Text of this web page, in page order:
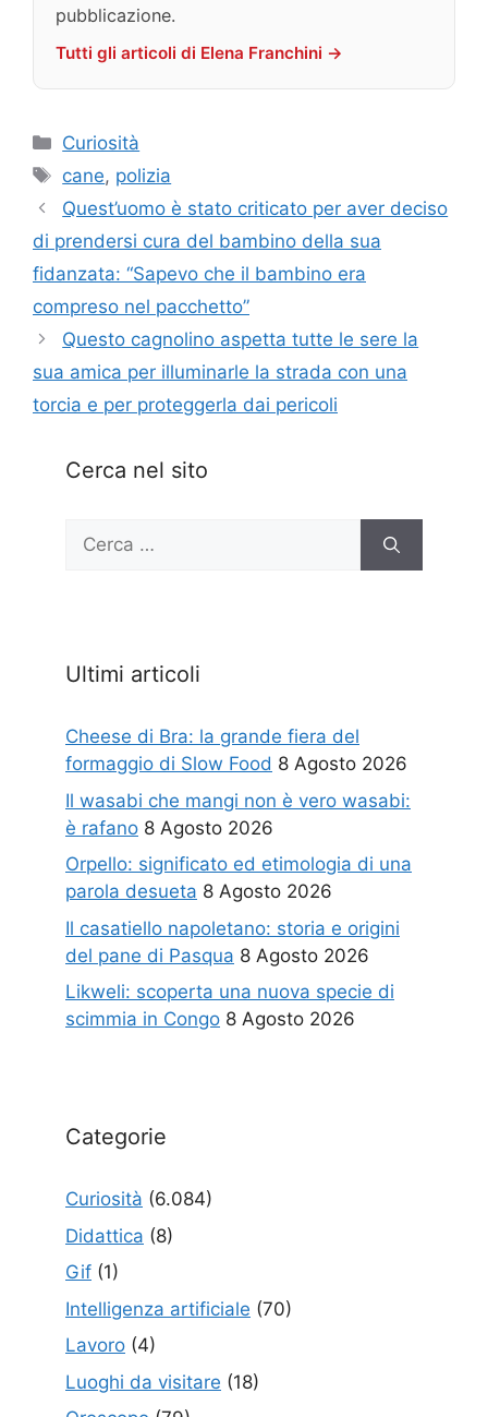
pubblicazione.
Tutti gli articoli di Elena Franchini →
Categorie
Curiosità
Tag
cane, polizia
Quest’uomo è stato criticato per aver deciso
di prendersi cura del bambino della sua
fidanzata: “Sapevo che il bambino era
compreso nel pacchetto”
Questo cagnolino aspetta tutte le sere la
sua amica per illuminarle la strada con una
torcia e per proteggerla dai pericoli
Cerca nel sito
Ricerca
Ultimi articoli
Cheese di Bra: la grande fiera del
formaggio di Slow Food 8 Agosto 2026
Il wasabi che mangi non è vero wasabi:
è rafano 8 Agosto 2026
Orpello: significato ed etimologia di una
parola desueta 8 Agosto 2026
Il casatiello napoletano: storia e origini
del pane di Pasqua 8 Agosto 2026
Likweli: scoperta una nuova specie di
scimmia in Congo 8 Agosto 2026
Categorie
Curiosità (6.084)
Didattica (8)
Gif (1)
Intelligenza artificiale (70)
Lavoro (4)
Luoghi da visitare (18)